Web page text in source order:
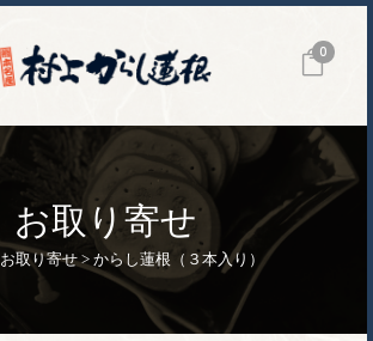
0
お取り寄せ
お取り寄せ> からし蓮根（３本入り）